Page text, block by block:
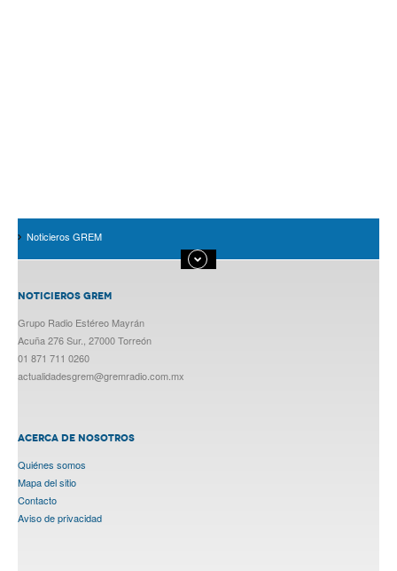
Noticieros GREM
NOTICIEROS GREM
Grupo Radio Estéreo Mayrán
Acuña 276 Sur., 27000 Torreón
01 871 711 0260
actualidadesgrem@gremradio.com.mx
ACERCA DE NOSOTROS
Quiénes somos
Mapa del sitio
Contacto
Aviso de privacidad